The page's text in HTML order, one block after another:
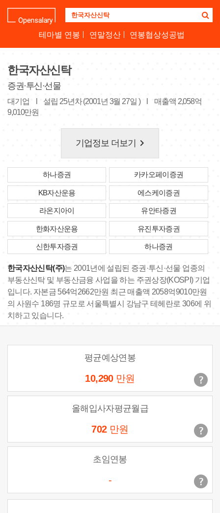
업
명
하
테마별 연봉 연말정산 연봉협상성공법
한국자산신탁
증권·투신·선물
대기업 설립 25년차 (2001년 3월 27일 )
매출액 2,058억
9,010만원
기업정보 더보기 keyboard_arrow_right
하나증권 카카오페이증권
KB자산운용 에스케이증권
라온지아이 유안타증권
한화자산운용 유진투자증권
신한투자증권 하나증권
한국자산신탁(주)는 2001년에 설립된 증권·투신·선물 업종의
부동산신탁 및 부동산금융 사업을 하는 주권상장(KOSPI) 기업
입니다. 자본금 564억2662만원 최근 매출액 2058억9010만원
의 사원수 186명 규모로 서울특별시 강남구 테헤란로 306에 위
치하고 있습니다.
평균예상연봉
10,290 만원
올해입사자평균월급
702 만원
초임연봉
-